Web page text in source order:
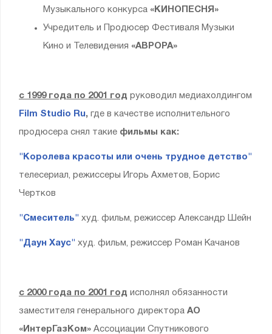
Музыкального конкурса «КИНОПЕСНЯ»
Учредитель и Продюсер Фестиваля Музыки
Кино и Телевидения «АВРОРА»
с 1999 года по 2001 год руководил медиахолдингом
Film Studio Ru, где в качестве исполнительного
продюсера снял такие фильмы как:
"Королева красоты или очень трудное детство"
телесериал, режиссеры Игорь Ахметов, Борис
Чертков
"Смеситель" худ. фильм, режиссер Александр Шейн
"Даун Хаус" худ. фильм, режиссер Роман Качанов
с 2000 года по 2001 год исполнял обязанности
заместителя генерального директора АО
«ИнтерГазКом» Ассоциации Спутникового